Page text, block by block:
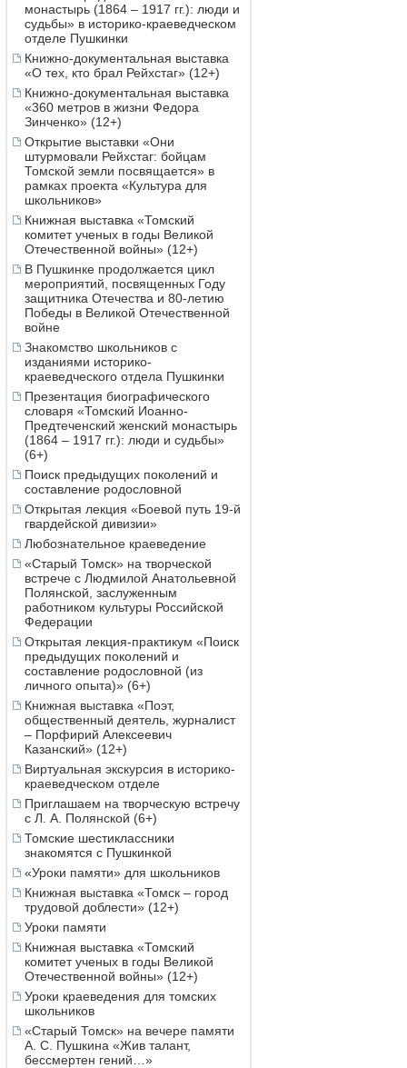
монастырь (1864 – 1917 гг.): люди и
судьбы» в историко-краеведческом
отделе Пушкинки
Книжно-документальная выставка
«О тех, кто брал Рейхстаг» (12+)
Книжно-документальная выставка
«360 метров в жизни Федора
Зинченко» (12+)
Открытие выставки «Они
штурмовали Рейхстаг: бойцам
Томской земли посвящается» в
рамках проекта «Культура для
школьников»
Книжная выставка «Томский
комитет ученых в годы Великой
Отечественной войны» (12+)
В Пушкинке продолжается цикл
мероприятий, посвященных Году
защитника Отечества и 80-летию
Победы в Великой Отечественной
войне
Знакомство школьников с
изданиями историко-
краеведческого отдела Пушкинки
Презентация биографического
словаря «Томский Иоанно-
Предтеченский женский монастырь
(1864 – 1917 гг.): люди и судьбы»
(6+)
Поиск предыдущих поколений и
составление родословной
Открытая лекция «Боевой путь 19-й
гвардейской дивизии»
Любознательное краеведение
«Старый Томск» на творческой
встрече с Людмилой Анатольевной
Полянской, заслуженным
работником культуры Российской
Федерации
Открытая лекция-практикум «Поиск
предыдущих поколений и
составление родословной (из
личного опыта)» (6+)
Книжная выставка «Поэт,
общественный деятель, журналист
– Порфирий Алексеевич
Казанский» (12+)
Виртуальная экскурсия в историко-
краеведческом отделе
Приглашаем на творческую встречу
с Л. А. Полянской (6+)
Томские шестиклассники
знакомятся с Пушкинкой
«Уроки памяти» для школьников
Книжная выставка «Томск – город
трудовой доблести» (12+)
Уроки памяти
Книжная выставка «Томский
комитет ученых в годы Великой
Отечественной войны» (12+)
Уроки краеведения для томских
школьников
«Старый Томск» на вечере памяти
А. С. Пушкина «Жив талант,
бессмертен гений…»